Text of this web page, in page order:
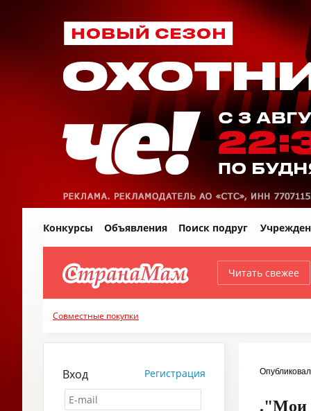
Читать свежее
Конкурсы Объявления Поиск подруг
Совместные покупки
."Мои
Вход Регистрация